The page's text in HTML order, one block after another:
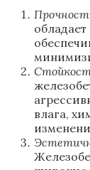
влага,